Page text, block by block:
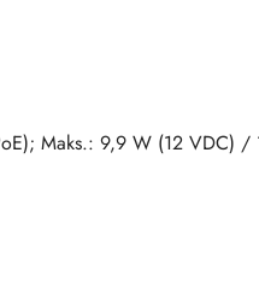
Maks.: 9,9 W (12 VDC) /